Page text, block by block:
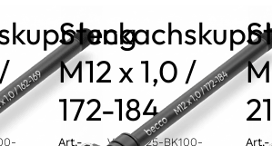
M12 x 1,0 /
172-184
Art.-
V-TA12-25-BK100-
Art.-